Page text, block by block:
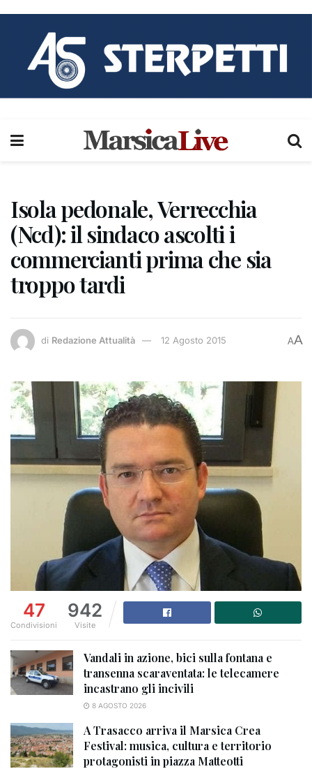
Isola pedonale, Verrecchia
(Ncd): il sindaco ascolti i
commercianti prima che sia
troppo tardi
di Redazione Attualità 12 Agosto 2015 AA
47
Condivisioni
942
Visite
Vandali in azione, bici sulla fontana e
transenna scaraventata: le telecamere
incastrano gli incivili
8 AGOSTO 2026
A Trasacco arriva il Marsica Crea
Festival: musica, cultura e territorio
protagonisti in piazza Matteotti